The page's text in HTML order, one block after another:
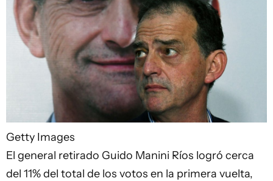
Getty Images
El general retirado Guido Manini Ríos logró cerca
del 11% del total de los votos en la primera vuelta,